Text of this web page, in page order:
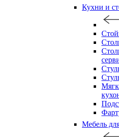
Кухни и
Мебель